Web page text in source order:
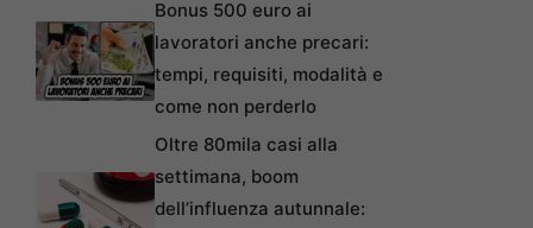
Bonus 500 euro ai
lavoratori anche precari:
tempi, requisiti, modalità e
come non perderlo
Oltre 80mila casi alla
settimana, boom
dell’influenza autunnale: